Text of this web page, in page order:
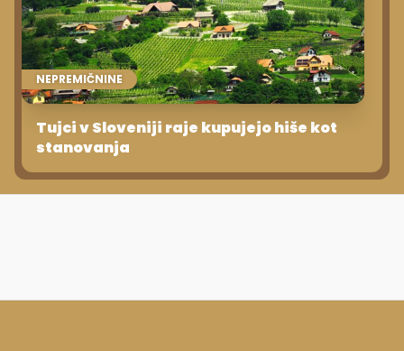
NEPREMIČNINE
Tujci v Sloveniji raje kupujejo hiše kot
stanovanja